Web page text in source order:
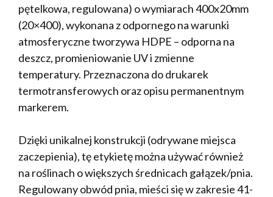
pętelkowa, regulowana) o wymiarach 400x20mm
(20×400), wykonana z odpornego na warunki
atmosferyczne tworzywa HDPE – odporna na
deszcz, promieniowanie UV i zmienne
temperatury. Przeznaczona do drukarek
termotransferowych oraz opisu permanentnym
markerem.
Dzięki unikalnej konstrukcji (odrywane miejsca
zaczepienia), tę etykietę można używać również
na roślinach o większych średnicach gałązek/pnia.
Regulowany obwód pnia, mieści się w zakresie 41-